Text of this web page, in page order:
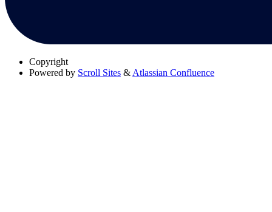
Copyright
Powered by Scroll Sites & Atlassian Confluence